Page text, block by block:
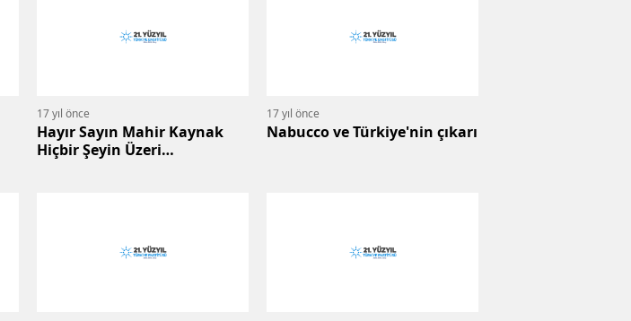
17 yıl önce
Hayır Sayın Mahir Kaynak
Hiçbir Şeyin Üzeri
17 yıl önce
Nabucco ve Türkiye'nin çıkarı